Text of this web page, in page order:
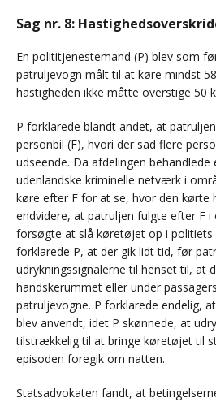
Sag nr. 8:
En polititjenestemand (P) blev som
patruljevogn målt til at køre mindst
hastigheden ikke måtte overstige 50
P forklarede blandt andet, at
personbil (F), hvori der sad flere
udseende. Da afdelingen
udenlandske kriminelle netværk i
køre efter F for at se, hvor den kørte
endvidere, at patruljen fulgte efter F i
forsøgte at slå køretøjet op i politiets
forklarede P, at der gik lidt tid, før
udrykningssignalerne til henset til, at
handskerummet eller under
patruljevogne. P forklarede endelig,
blev anvendt, idet P skønnede, at
tilstrækkelig til at bringe køretøjet til
episoden foregik om natten.
Statsadvokaten fandt, at